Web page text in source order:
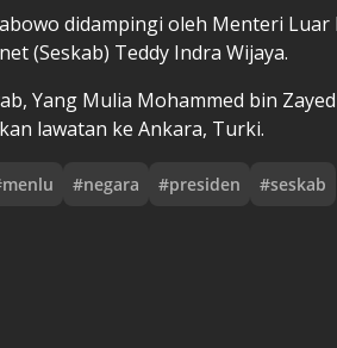
didampingi oleh Menteri Luar
(Seskab) Teddy Indra Wijaya.
Yang Mulia Mohammed bin
lawatan ke Ankara, Turki.
menlu #negara #presiden #seskab